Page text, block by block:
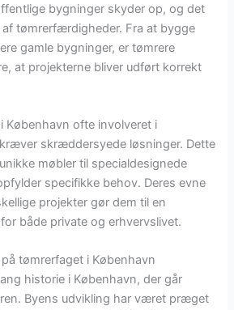
bygninger skyder op, og det
tømrerfærdigheder. Fra at bygge
gamle bygninger, er tømrere
at projekterne bliver udført korrekt
København ofte involveret i
skræddersyede løsninger. Dette
møbler til specialdesignede
specifikke behov. Deres evne
projekter gør dem til en
både private og erhvervslivet.
tømrerfaget i København
historie i København, der går
Byens udvikling har været præget